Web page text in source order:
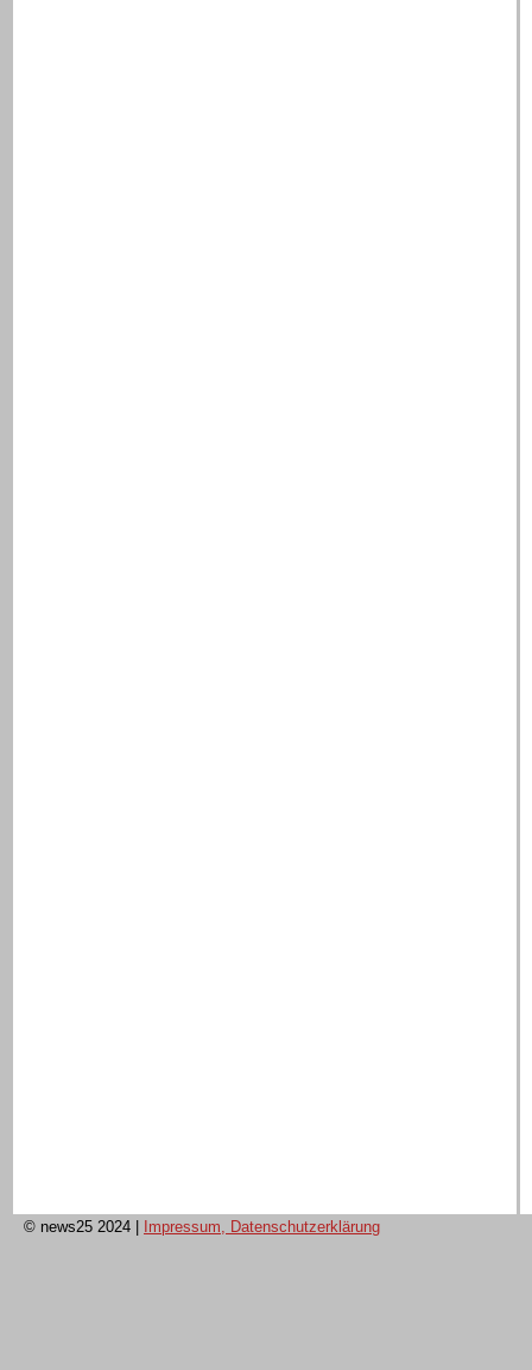
© news25 2024 Impressum, Datenschutzerklärung